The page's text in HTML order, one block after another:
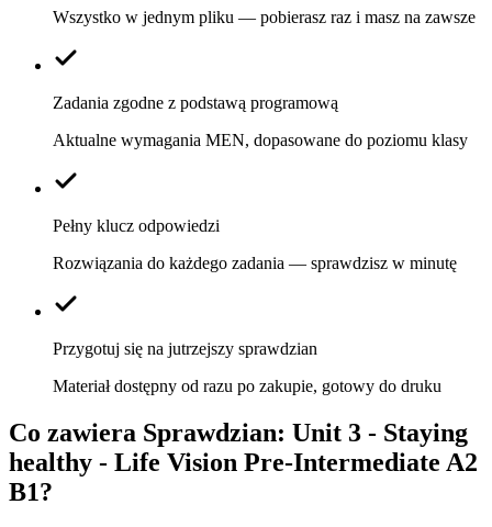
Wszystko w jednym pliku — pobierasz raz i masz na zawsze
Zadania zgodne z podstawą programową
Aktualne wymagania MEN, dopasowane do poziomu klasy
Pełny klucz odpowiedzi
Rozwiązania do każdego zadania — sprawdzisz w minutę
Przygotuj się na jutrzejszy sprawdzian
Materiał dostępny od razu po zakupie, gotowy do druku
Co zawiera Sprawdzian: Unit 3 - Staying
healthy - Life Vision Pre-Intermediate A2
B1?